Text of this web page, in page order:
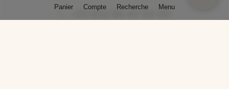
+33 (0)3 86 45 50 00
Panier Compte Recherche Menu